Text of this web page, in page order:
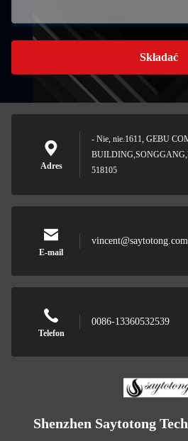
Składać
Adres
- Nie, nie.1611, GEBU
518105
E-mail
vincent@saytotong.com
Telefon
0086-13360532539
Shenzhen Saytotong